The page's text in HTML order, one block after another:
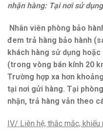
nhận hàng: Tại nơi sử
Nhân viên phòng bảo
đem trả hàng bảo hành
khách hàng sử dụng
(trong vòng bán kính 20
Trường hợp xa hơn
tại nơi gửi hàng. Tại
nhận, trả hàng vẫn theo
IV/ Liên hệ, thắc mắc, khiếu